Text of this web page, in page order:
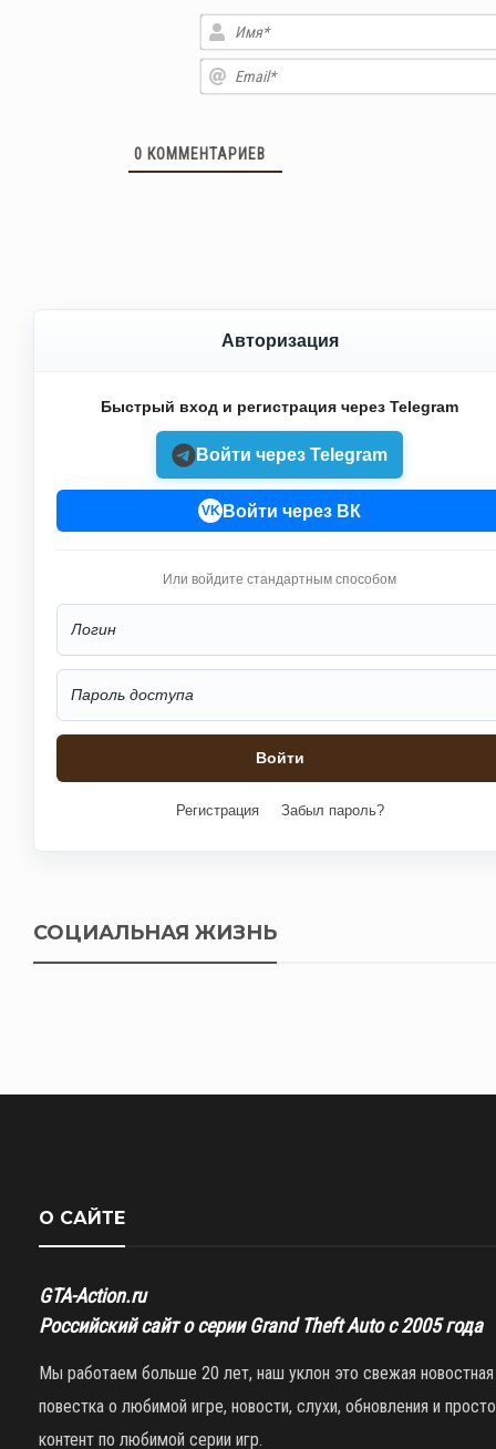
0 КОММЕНТАРИЕВ
Авторизация
Быстрый вход и регистрация через Telegram
Войти через Telegram
VK Войти через ВК
Или войдите стандартным способом
Регистрация Забыл пароль?
СОЦИАЛЬНАЯ ЖИЗНЬ
О САЙТЕ
GTA-Action.ru
Российский сайт о серии Grand Theft Auto с 2005 года
Мы работаем больше 20 лет, наш уклон это свежая новостная
повестка о любимой игре, новости, слухи, обновления и просто
контент по любимой серии игр.